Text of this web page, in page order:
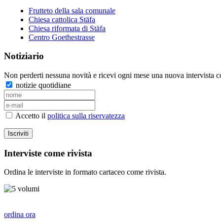
Frutteto della sala comunale
Chiesa cattolica Stäfa
Chiesa riformata di Stäfa
Centro Goethestrasse
Notiziario
Non perderti nessuna novità e ricevi ogni mese una nuova intervista
notizie quotidiane
Accetto il politica sulla riservatezza
Iscriviti
Interviste come rivista
Ordina le interviste in formato cartaceo come rivista.
ordina ora